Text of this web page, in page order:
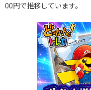
2026.2.5
400円
2026.1.25
300
2026.1.15
300
2026.1.5
300
2025.12.25
300
2025.12.15
300
2025.12.5
150
00円で推移しています。